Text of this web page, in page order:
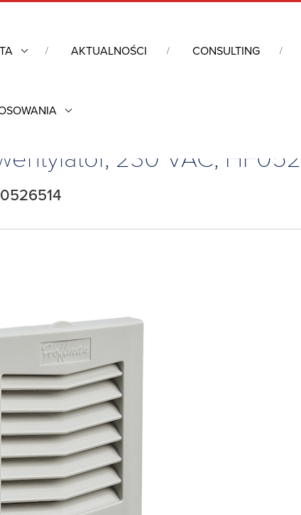
AKTUALNOŚCI CONSULTING
przemysłowe
230 VAC,